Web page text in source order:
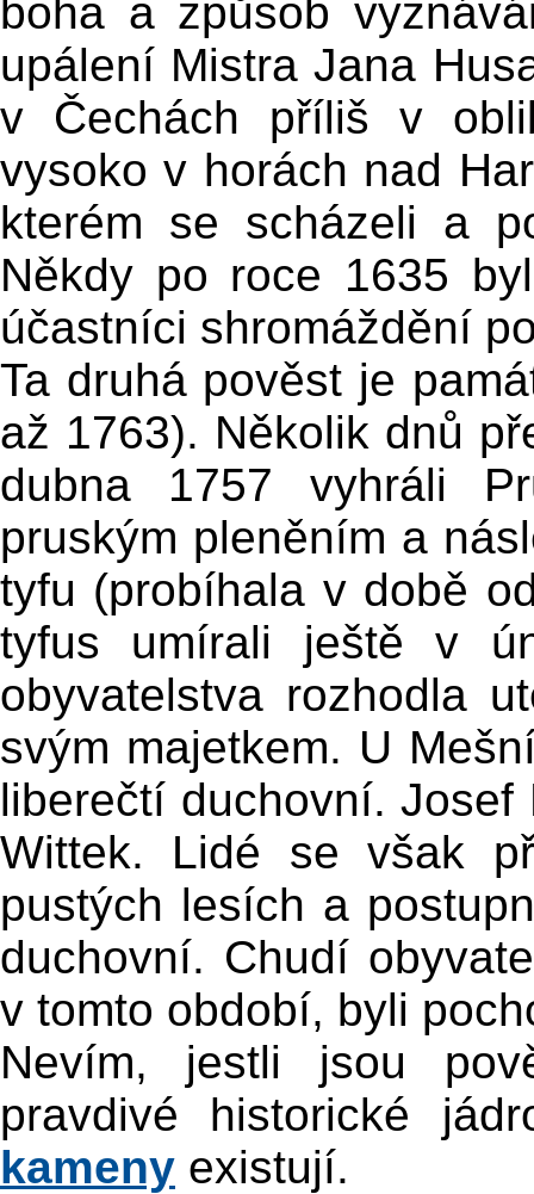
boha a způsob
upálení Mistra Jana
v Čechách příliš v
vysoko v horách nad
kterém se scházeli a
Někdy po roce 1635
účastníci shromáždění
Ta druhá pověst je
až 1763). Několik dnů
dubna 1757 vyhráli
pruským pleněním a
tyfu (probíhala v době
tyfus umírali ještě v
obyvatelstva rozhodla
svým majetkem. U
liberečtí duchovní.
Wittek. Lidé se však
pustých lesích a
duchovní. Chudí
v tomto období, byli
Nevím, jestli jsou
pravdivé historické
kameny existují.